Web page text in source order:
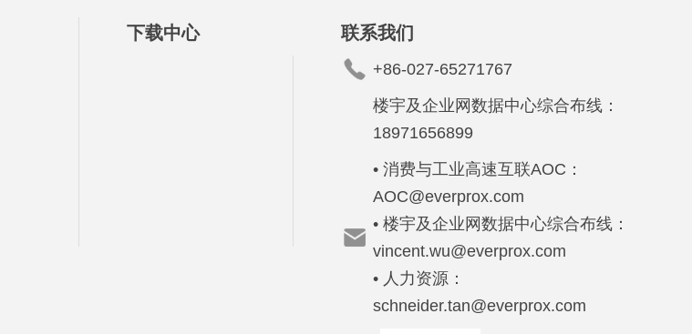
下载中心 联系我们
+86-027-65271767
楼宇及企业网数据中心综合布线：
18971656899
• 消费与工业高速互联AOC：
AOC@everprox.com
• 楼宇及企业网数据中心综合布线：
vincent.wu@everprox.com
• 人力资源：
schneider.tan@everprox.com